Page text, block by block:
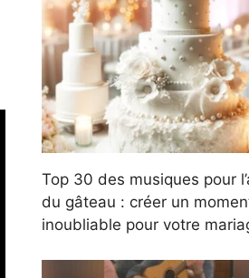
Top 30 des musiques pour
du gâteau : créer un
inoubliable pour votre